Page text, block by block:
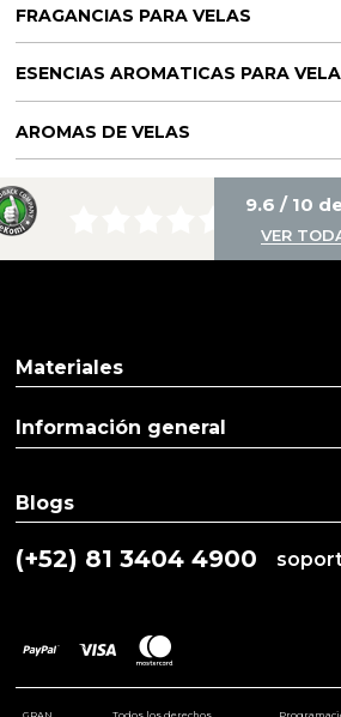
FRAGANCIAS PARA VELAS
ESENCIAS AROMATICAS PARA
AROMAS DE VELAS
9.6 / 10
VER
(+52) 81 3404 4900
Materiales
Información general
Blogs